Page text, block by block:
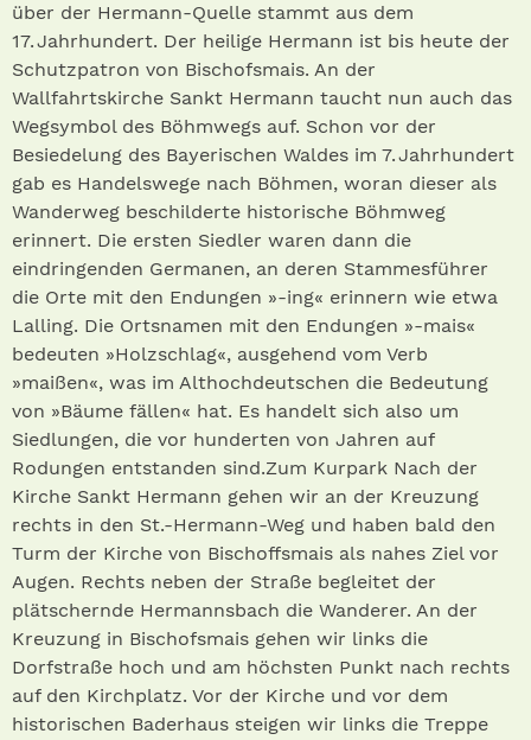
über der Hermann-Quelle stammt aus dem
17. Jahrhundert. Der heilige Hermann ist bis heute der
Schutzpatron von Bischofsmais. An der
Wallfahrtskirche Sankt Hermann taucht nun auch das
Wegsymbol des Böhmwegs auf. Schon vor der
Besiedelung des Bayerischen Waldes im 7. Jahrhundert
gab es Handelswege nach Böhmen, woran dieser als
Wanderweg beschilderte historische Böhmweg
erinnert. Die ersten Siedler waren dann die
eindringenden Germanen, an deren Stammesführer
die Orte mit den Endungen »-ing« erinnern wie etwa
Lalling. Die Ortsnamen mit den Endungen »-mais«
bedeuten »Holzschlag«, ausgehend vom Verb
»maißen«, was im Althochdeutschen die Bedeutung
von »Bäume fällen« hat. Es handelt sich also um
Siedlungen, die vor hunderten von Jahren auf
Rodungen entstanden sind.Zum Kurpark Nach der
Kirche Sankt Hermann gehen wir an der Kreuzung
rechts in den St.-Hermann-Weg und haben bald den
Turm der Kirche von Bischoffsmais als nahes Ziel vor
Augen. Rechts neben der Straße begleitet der
plätschernde Hermannsbach die Wanderer. An der
Kreuzung in Bischofsmais gehen wir links die
Dorfstraße hoch und am höchsten Punkt nach rechts
auf den Kirchplatz. Vor der Kirche und vor dem
historischen Baderhaus steigen wir links die Treppe